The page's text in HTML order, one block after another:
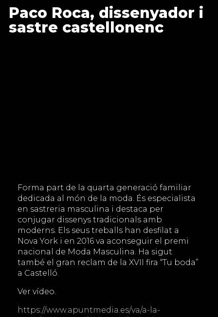
Paco Roca, dissenyador i
sastre castellonenc
Forma part de la quarta generació familiar
dedicada al món de la moda. És especialista
en sastreria masculina i destaca per
conjugar dissenys tradicionals amb
moderns. Els seus treballs han desfilat a
Nova York i en 2016 va aconseguir el premi
nacional de Moda Masculina. Ha sigut
també el gran reclam de la XVII fira “Tu boda”
a Castelló.
Ver vídeo.
https://www.apuntmedia.es/va/a-la-